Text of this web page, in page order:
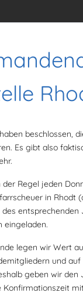
beschlossen,
Es gibt also
Regel jeden
in Rhodt
eingeladen.
legen wir Wert
und auf
geben wir den
Konfirmationszeit